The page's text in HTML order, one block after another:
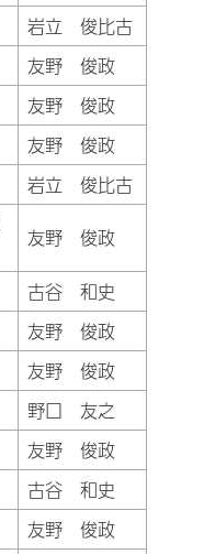
岩立 俊比古
友野 俊政
友野 俊政
友野 俊政
岩立 俊比古
友野 俊政
古谷 和史
友野 俊政
友野 俊政
野口 友之
友野 俊政
古谷 和史
友野 俊政